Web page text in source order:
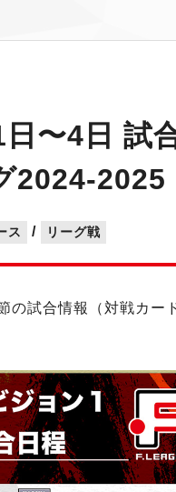
日〜4日
2024-2025
ス / リーグ戦
試合情報（対戦カ